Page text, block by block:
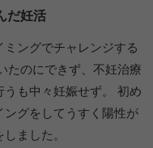
だ妊活
ングでチャレンジする
たのにできず、不妊治療
も中々妊娠せず。 初め
グをしてうすく陽性が
ました。